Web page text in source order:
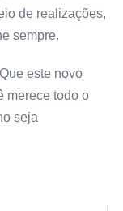
de realizações,
sempre.
este novo
merece todo o
seja